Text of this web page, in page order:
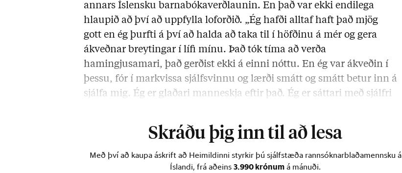
annars Íslensku barnabókaverðlaunin. En það var ekki endilega
hlaupið að því að uppfylla loforðið. „Ég hafði alltaf haft það mjög
gott en ég þurfti á því að halda að taka til í höfðinu á mér og gera
ákveðnar breytingar í lífi mínu. Það tók tíma að verða
hamingjusamari, það gerðist ekki á einni nóttu. En ég var ákveðin í
þessu, fór í markvissa sjálfsvinnu og lærði smátt og smátt betur inn á
sjálfa mig. Ég er glaðari manneskja eftir það. Ég er sáttari með sjálfri
Skráðu þig inn til að lesa
Með því að kaupa áskrift að Heimildinni styrkir þú sjálfstæða rannsóknarblaðamennsku á
Íslandi, frá aðeins3.990 krónum á mánuði.